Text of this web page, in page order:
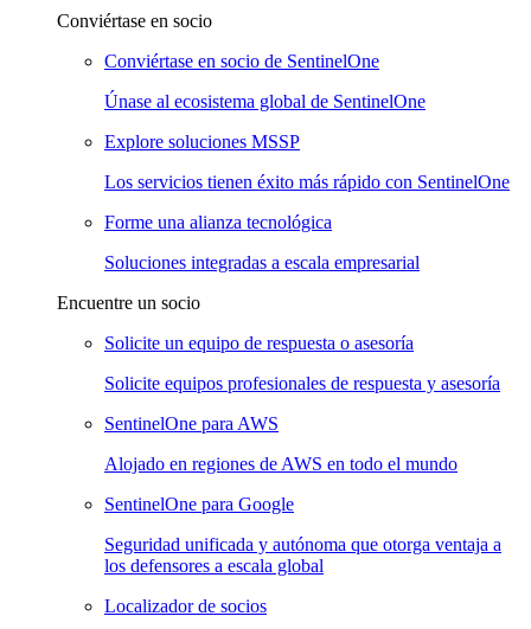
Conviértase en socio
Conviértase en socio de SentinelOne
Únase al ecosistema global de SentinelOne
Explore soluciones MSSP
Los servicios tienen éxito más rápido con SentinelOne
Forme una alianza tecnológica
Soluciones integradas a escala empresarial
Encuentre un socio
Solicite un equipo de respuesta o asesoría
Solicite equipos profesionales de respuesta y asesoría
SentinelOne para AWS
Alojado en regiones de AWS en todo el mundo
SentinelOne para Google
Seguridad unificada y autónoma que otorga ventaja a
los defensores a escala global
Localizador de socios